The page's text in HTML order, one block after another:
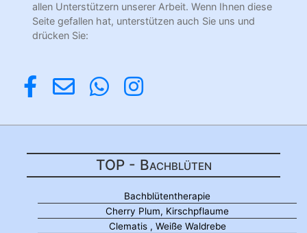
allen Unterstützern unserer Arbeit. Wenn Ihnen diese
Seite gefallen hat, unterstützen auch Sie uns und
drücken Sie:
TOP - Bachblüten
Bachblütentherapie
Cherry Plum, Kirschpflaume
Clematis , Weiße Waldrebe